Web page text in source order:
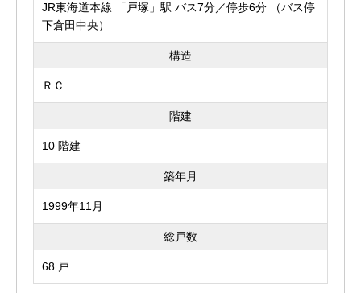
JR東海道本線 「戸塚」駅 バス7分／停歩6分 （バス停
下倉田中央）
構造
ＲＣ
階建
10 階建
築年月
1999年11月
総戸数
68 戸